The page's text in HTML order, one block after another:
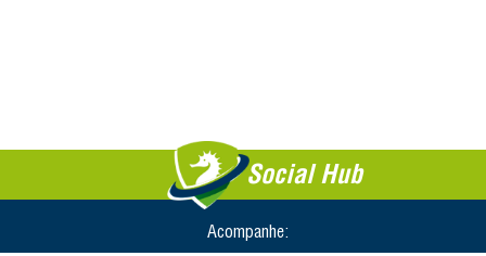
Social Hub
Acompanhe: